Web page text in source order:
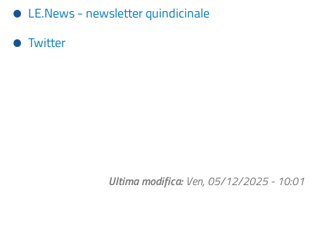
LE.News - newsletter quindicinale
Twitter
Ultima modifica Ven, 05/12/2025 - 10:01